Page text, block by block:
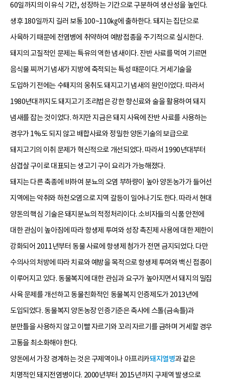
60일까지의 이유식 기간, 성장하는 기간으로 구분하여 생산성을 높인다.
생후 180일까지 길러 보통 100~110㎏에 출하한다. 돼지는 집단으로
사육하기 때문에 전염병에 취약하여 예방접종을 주기적으로 실시한다.
돼지의 고질적인 문제는 특유의 역한 냄새이다. 잔반 사료를 먹여 기르면
음식물 찌꺼기 냄새가 지방에 축적되는 특성 때문이다. 거세기술을
도입하기 전에는 수퇘지의 웅취도 돼지고기 냄새의 원인이었다. 따라서
1980년대까지도 돼지고기 조리법은 강한 향신료와 술을 활용하여 돼지
냄새를 잡는 것이었다. 하지만 지금은 돼지 사육에 잔반 사료를 사용하는
경우가 1%도 되지 않고 배합사료와 정밀한 양돈기술의 보급으로
돼지고기의 이취 문제가 혁신적으로 개선되었다. 따라서 1990년대부터
삼겹살 구이로 대표되는 생고기 구이 요리가 가능해졌다.
돼지는 다른 축종에 비하여 분뇨의 오염 부하량이 높아 양돈농가가 들어선
지역에는 악취와 하천오염으로 지역 갈등이 일어나기도 한다. 따라서 현대
양돈의 핵심 기술은 돼지분뇨의 적정처리이다. 소비자들의 식품 안전에
대한 관심이 높아짐에 따라 항생제 투여와 성장 촉진제 사용에 대한 제한이
강화되어 2011년부터 동물 사료에 항생제 첨가가 전면 금지되었다. 다만
수의사의 처방에 따라 치료와 예방을 목적으로 항생제 투여와 백신 접종이
이루어지고 있다. 동물복지에 대한 관심과 요구가 높아지면서 돼지의 밀집
사육 문제를 개선하고 동물친화적인 동물복지 인증제도가 2013년에
도입되었다. 동물복지 양돈농장 인증기준은 축사에 스톨(금속틀)과
분만틀을 사용하지 않고 이빨 자르기와 꼬리 자르기를 금하며 거세할 경우
고통을 최소화해야 한다.
양돈에서 가장 경계하는 것은 구제역이나 아프리카돼지열병과 같은
치명적인 돼지전염병이다. 2000년부터 2015년까지 구제역 발생으로